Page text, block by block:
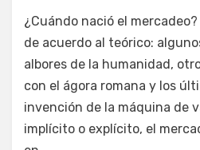
por juancadotcom
Deja un comentario
historia
del
marketing
¿Cuándo nació el
de acuerdo al teórico:
albores de la humanidad,
con el ágora romana y los
invención de la máquina de
implícito o explícito, el